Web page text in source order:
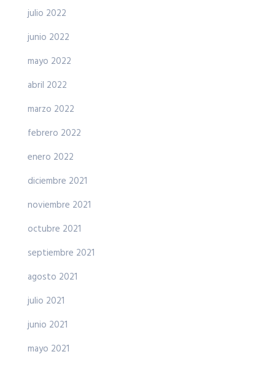
julio 2022
junio 2022
mayo 2022
abril 2022
marzo 2022
febrero 2022
enero 2022
diciembre 2021
noviembre 2021
octubre 2021
septiembre 2021
agosto 2021
julio 2021
junio 2021
mayo 2021